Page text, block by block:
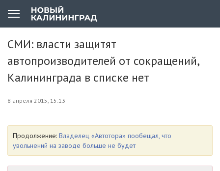
СМИ: власти защитят
автопроизводителей от сокращений,
Калининграда в списке нет
8 апреля 2015, 15:13
Продолжение: Владелец «Автотора» пообещал, что
увольнений на заводе больше не будет